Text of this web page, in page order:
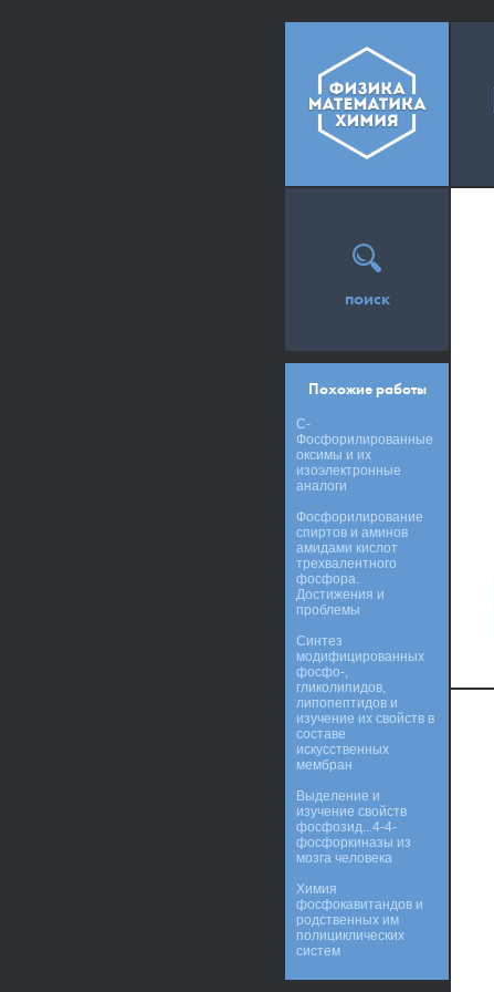
поиск
Похожие работы
С-
Фосфорилированные
оксимы и их
изоэлектронные
аналоги
Фосфорилирование
спиртов и аминов
амидами кислот
трехвалентного
фосфора.
Достижения и
проблемы
Синтез
модифицированных
фосфо-,
гликолипидов,
липопептидов и
изучение их свойств в
составе
искусственных
мембран
Выделение и
изучение свойств
фосфозид...4-4-
фосфоркиназы из
мозга человека
Химия
фосфокавитандов и
родственных им
полициклических
систем